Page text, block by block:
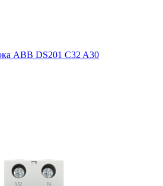
ABB DS201 C32 A30